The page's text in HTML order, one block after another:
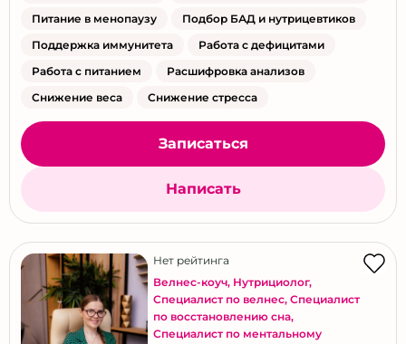
Питание в менопаузу
Подбор БАД и нутрицевтиков
Поддержка иммунитета
Работа с дефицитами
Работа с питанием
Расшифровка анализов
Снижение веса
Снижение стресса
Записаться
Написать
Нет рейтинга
Велнес-коуч, Нутрициолог,
Специалист по велнес, Специалист
по восстановлению сна,
Специалист по ментальному